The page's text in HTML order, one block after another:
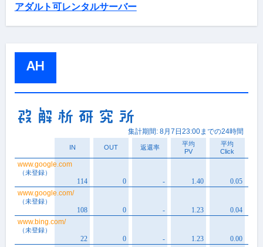
アダルト可レンタルサーバー
AH